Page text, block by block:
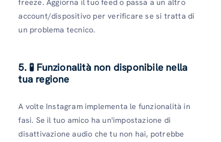
freeze. Aggiorna il tuo feed o passa a un altro
account/dispositivo per verificare se si tratta di
un problema tecnico.
5. 🧪 Funzionalità non disponibile nella
tua regione
A volte Instagram implementa le funzionalità in
fasi. Se il tuo amico ha un'impostazione di
disattivazione audio che tu non hai, potrebbe